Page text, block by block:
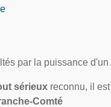
par la puissance
sérieux reconnu, il
Comté